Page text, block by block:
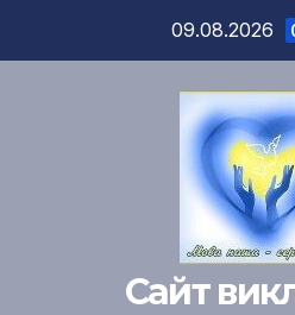
09.08.2026
Сайт